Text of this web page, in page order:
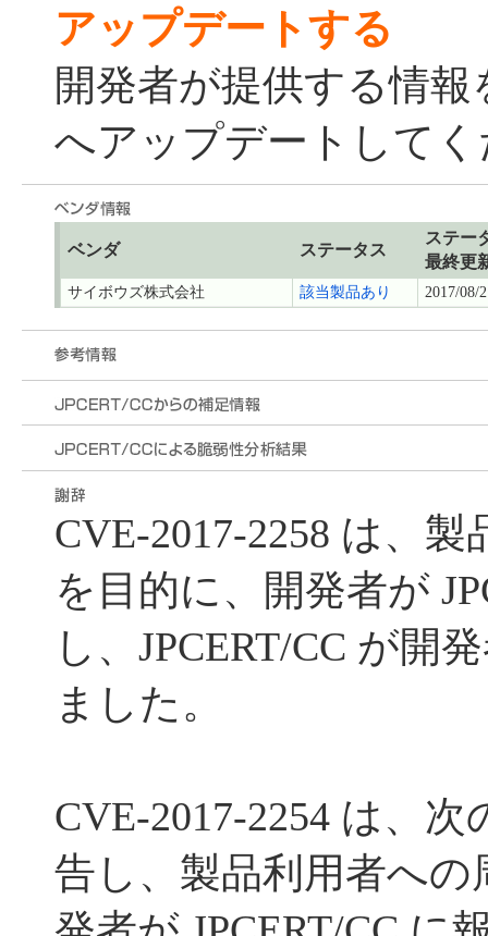
アップデートする
開発者が提供する情
へアップデートして
ベンダ ステータス
ステー
最終更
サイボウズ株式会社 該当製品あり 2017/08/
CVE-2017-2258 は、
を目的に、開発者が
し、JPCERT/CC が開
ました。
CVE-2017-2254 は、
告し、製品利用者への